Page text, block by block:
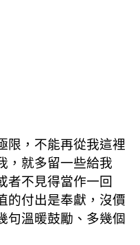
限，不能再從我這裡
，就多留一些給我
者不見得當作一回
的付出是奉獻，沒價
句溫暖鼓勵、多幾個